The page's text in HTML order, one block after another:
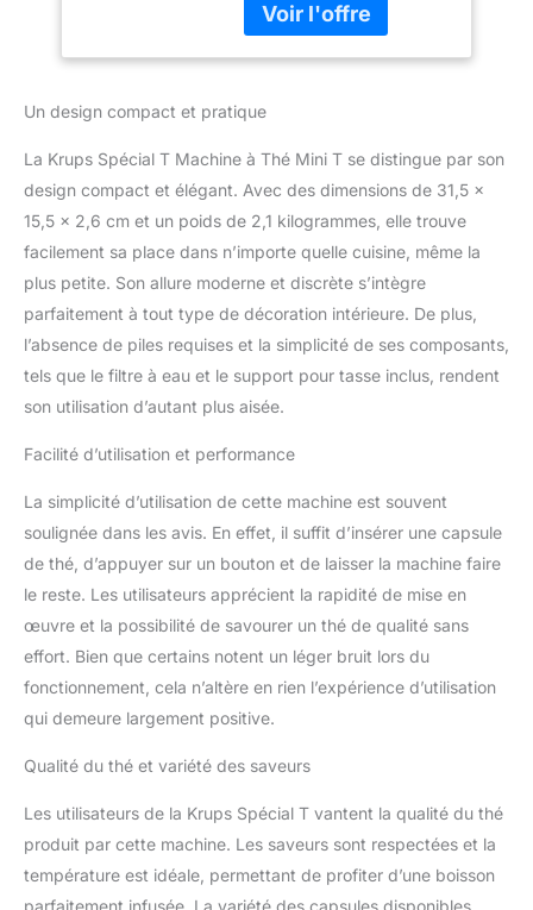
chaque capsule de thé
afin de permettre une
infusion au degré et à la
d'utilisation: un seul
thé parfaitement infusé
Brassage dynamique: un
léger mouvement de
l’eau infuse les feuilles
entières de thé pour
révéler toutes leurs
saveurs Bac d’égouttage
amovible et taille réglable
adapté aux grandes
tasses ou à votre mug
à eau: purifie l'eau pour
qualité Eco Speed:
réchauffe l’eau
instantanément et passe
en mode veille après 5
collection de thé,
infusion et Rooibos,
élaborée à partir de
feuilles de thés entières
Matériau du corps:
Un design compact et pratique
La Krups Spécial T Machine à Thé Mini T se distingue par son
design compact et élégant. Avec des dimensions de 31,5 x
15,5 x 2,6 cm et un poids de 2,1 kilogrammes, elle trouve
facilement sa place dans n’importe quelle cuisine, même la
plus petite. Son allure moderne et discrète s’intègre
parfaitement à tout type de décoration intérieure. De plus,
l’absence de piles requises et la simplicité de ses composants,
tels que le filtre à eau et le support pour tasse inclus, rendent
son utilisation d’autant plus aisée.
Facilité d’utilisation et performance
La simplicité d’utilisation de cette machine est souvent
soulignée dans les avis. En effet, il suffit d’insérer une capsule
de thé, d’appuyer sur un bouton et de laisser la machine faire
le reste. Les utilisateurs apprécient la rapidité de mise en
œuvre et la possibilité de savourer un thé de qualité sans
effort. Bien que certains notent un léger bruit lors du
fonctionnement, cela n’altère en rien l’expérience d’utilisation
qui demeure largement positive.
Qualité du thé et variété des saveurs
Les utilisateurs de la Krups Spécial T vantent la qualité du thé
produit par cette machine. Les saveurs sont respectées et la
température est idéale, permettant de profiter d’une boisson
parfaitement infusée. La variété des capsules disponibles